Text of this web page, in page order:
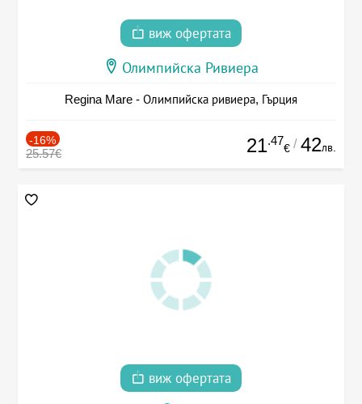
виж офертата
Олимпийска Ривиера
Regina Mare - Олимпийска ривиера, Гърция
-16%
25.57€ 21.47
€ / 42лв.
виж офертата